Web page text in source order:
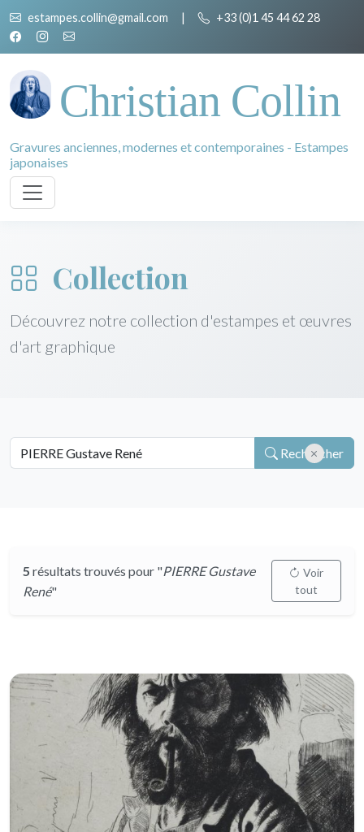
estampes.collin@gmail.com | +33 (0)1 45 44 62 28
Christian Collin
Gravures anciennes, modernes et contemporaines - Estampes
japonaises
Collection
Découvrez notre collection d'estampes et œuvres
d'art graphique
Rechercher
5 résultats trouvés pour "PIERRE Gustave
René"
Voir
tout